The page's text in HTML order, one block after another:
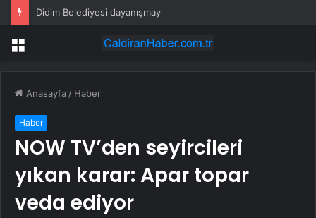
Didim Belediyesi dayanışmayı büyütüyor
Menü
Anasayfa / Haber
Haber
NOW TV’den seyircileri
yıkan karar: Apar topar
veda ediyor